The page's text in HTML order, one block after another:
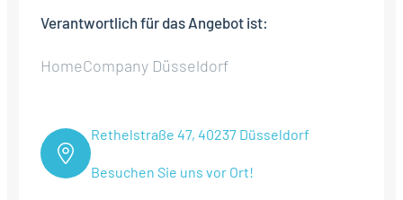
Verantwortlich für das Angebot ist:
HomeCompany Düsseldorf
Rethelstraße 47, 40237 Düsseldorf
Besuchen Sie uns vor Ort!